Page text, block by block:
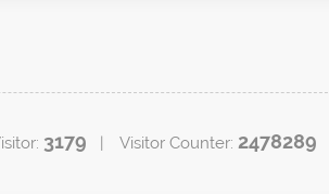
3179 | Visitor Counter: 2478289